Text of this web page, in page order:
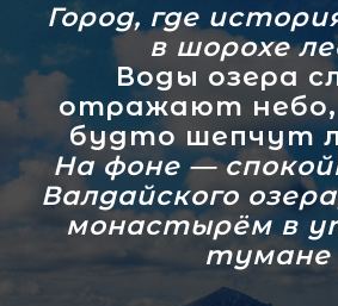
Город, где
в шорохе
Воды озера
отражают
будто шепчут
На фоне —
Валдайского
монастырём в
тумане